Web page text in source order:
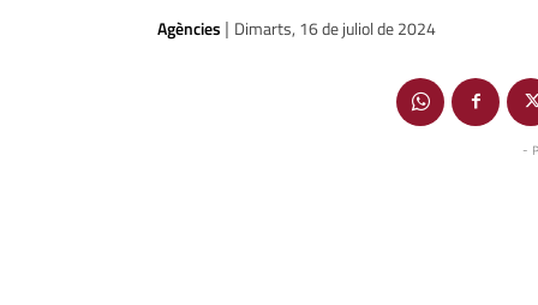
Agències | Dimarts, 16 de juliol de 2024
-